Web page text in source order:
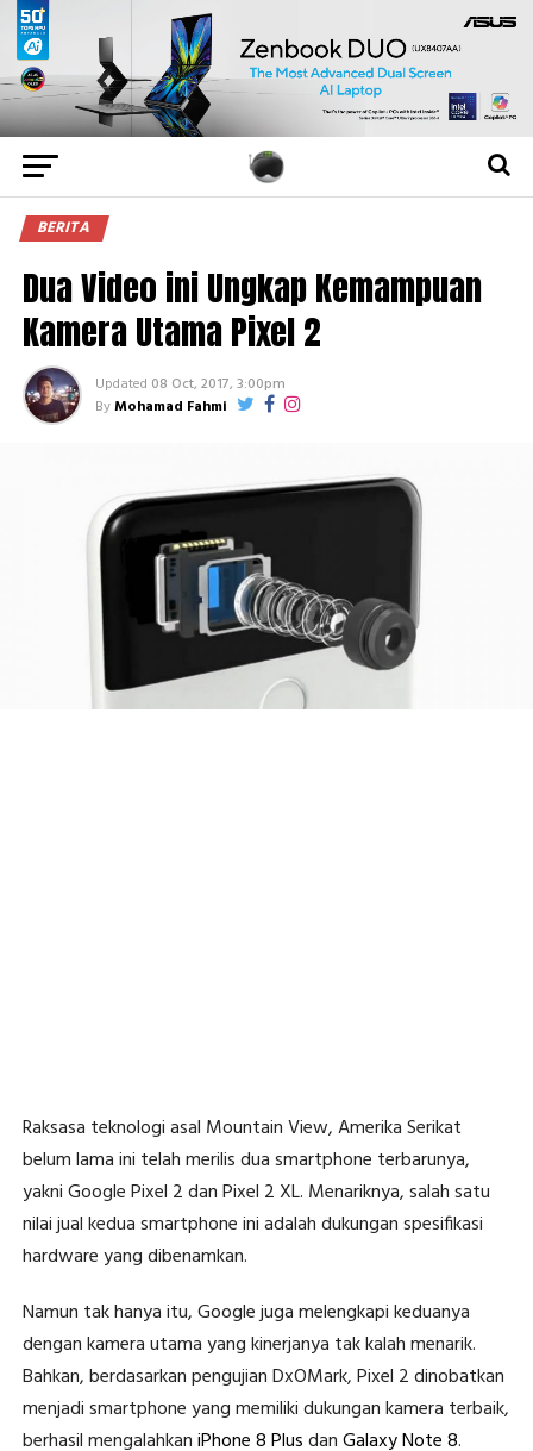
BERITA
Dua Video ini Ungkap Kemampuan
Kamera Utama Pixel 2
Updated 08 Oct, 2017, 3:00pm
ByMohamad Fahmi
Raksasa teknologi asal Mountain View, Amerika Serikat
belum lama ini telah merilis dua smartphone terbarunya,
yakni Google Pixel 2 dan Pixel 2 XL. Menariknya, salah satu
nilai jual kedua smartphone ini adalah dukungan spesifikasi
hardware yang dibenamkan.
Namun tak hanya itu, Google juga melengkapi keduanya
dengan kamera utama yang kinerjanya tak kalah menarik.
Bahkan, berdasarkan pengujian DxOMark, Pixel 2 dinobatkan
menjadi smartphone yang memiliki dukungan kamera terbaik,
berhasil mengalahkaniPhone 8 PlusdanGalaxy Note 8.